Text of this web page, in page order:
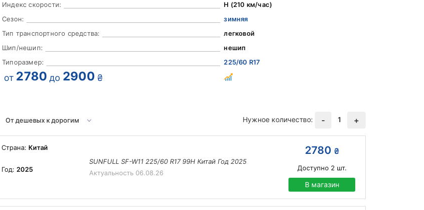
Индекс скорости:
H (210 км/час)
Сезон:
зимняя
Тип транспортного средства:
легковой
Шип/нешип:
нешип
Типоразмер:
225/60 R17
от 2780 до 2900 ₴
Нужное количество: - 1 +
Страна: Китай
Год: 2025
SUNFULL SF-W11 225/60 R17 99H Китай Год 2025
Актуальность 06.08.26
2780 ₴
Доступно 2 шт.
В магазин